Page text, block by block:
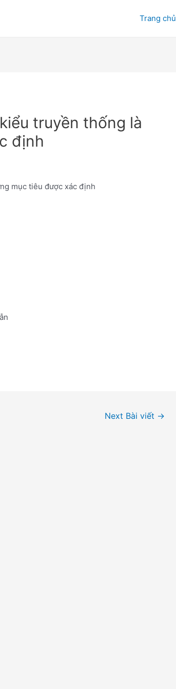
Trang chủ
truyền thống là
định
mục tiêu được xác định
Next Bài viết →